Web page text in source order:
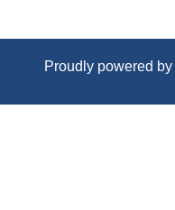
Proudly powered by